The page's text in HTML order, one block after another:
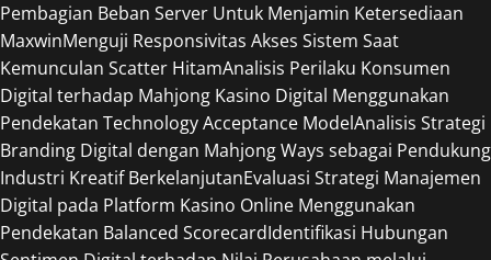
Pembagian Beban Server Untuk Menjamin Ketersediaan
MaxwinMenguji Responsivitas Akses Sistem Saat
Kemunculan Scatter HitamAnalisis Perilaku Konsumen
Digital terhadap Mahjong Kasino Digital Menggunakan
Pendekatan Technology Acceptance ModelAnalisis Strategi
Branding Digital dengan Mahjong Ways sebagai Pendukung
Industri Kreatif BerkelanjutanEvaluasi Strategi Manajemen
Digital pada Platform Kasino Online Menggunakan
Pendekatan Balanced ScorecardIdentifikasi Hubungan